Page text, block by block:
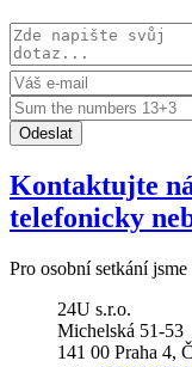
Kontaktujte
telefonicky
Pro osobní setkání
24U s.r.o.
Michelská 51-53
141 00 Praha 4,